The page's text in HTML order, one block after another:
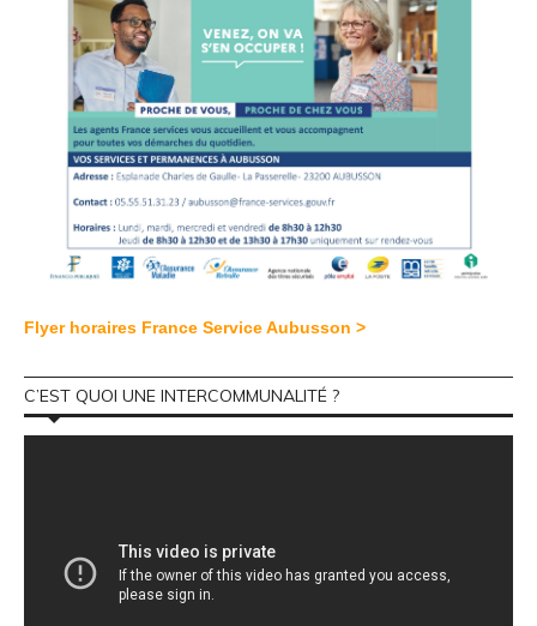
Flyer horaires France Service Aubusson >
C’EST QUOI UNE INTERCOMMUNALITÉ ?